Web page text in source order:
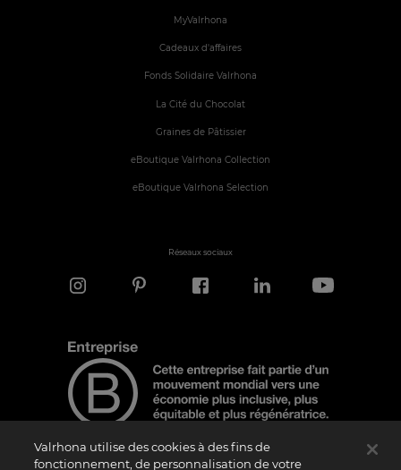
MyValrhona
Cadeaux d'affaires
Fonds Solidaire Valrhona
La Cité du Chocolat
Graines de Pâtissier
eBoutique Valrhona Collection
eBoutique Valrhona Selection
Réseaux sociaux
Valrhona utilise des cookies à des fins de
fonctionnement, de personnalisation de votre